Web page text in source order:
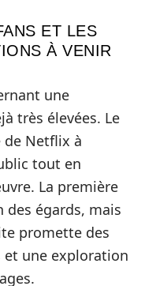
ET LES
À VENIR
une
très élevées. Le
de Netflix à
tout en
La première
des égards, mais
promette des
et une exploration